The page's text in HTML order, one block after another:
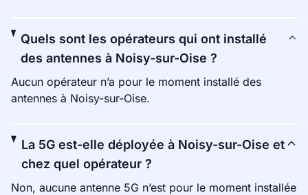
Quels sont les opérateurs qui ont installé
des antennes à Noisy-sur-Oise ?
Aucun opérateur n’a pour le moment installé des
antennes à Noisy-sur-Oise.
La 5G est-elle déployée à Noisy-sur-Oise et
chez quel opérateur ?
Non, aucune antenne 5G n’est pour le moment installée